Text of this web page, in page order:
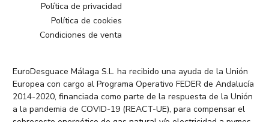
Política de privacidad
Política de cookies
Condiciones de venta
EuroDesguace Málaga S.L. ha recibido una ayuda de la Unión
Europea con cargo al Programa Operativo FEDER de Andalucía
2014-2020, financiada como parte de la respuesta de la Unión
a la pandemia de COVID-19 (REACT-UE), para compensar el